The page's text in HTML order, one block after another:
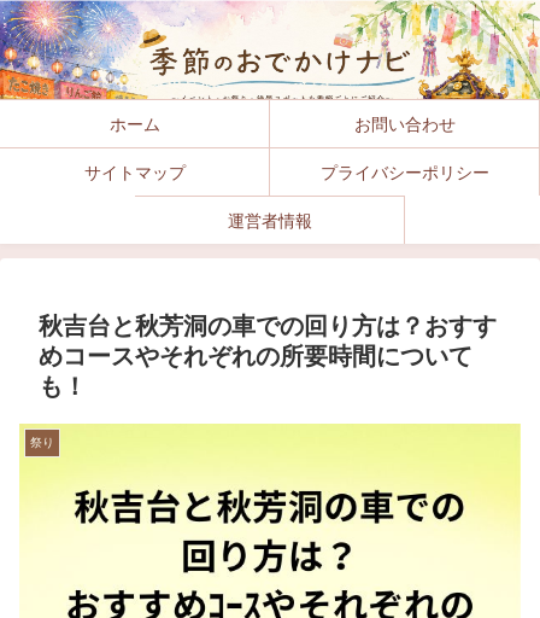
ホーム お問い合わせ
サイトマップ プライバシーポリシー
運営者情報
秋吉台と秋芳洞の車での回り方は？おすす
めコースやそれぞれの所要時間について
も！
祭り